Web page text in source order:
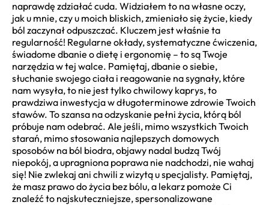
naprawdę zdziałać cuda. Widziałem to na własne oczy,
jak u mnie, czy u moich bliskich, zmieniało się życie, kiedy
ból zaczynał odpuszczać. Kluczem jest właśnie ta
regularność! Regularne okłady, systematyczne ćwiczenia,
świadome dbanie o dietę i ergonomię – to są Twoje
narzędzia w tej walce. Pamiętaj, dbanie o siebie,
słuchanie swojego ciała i reagowanie na sygnały, które
nam wysyła, to nie jest tylko chwilowy kaprys, to
prawdziwa inwestycja w długoterminowe zdrowie Twoich
stawów. To szansa na odzyskanie pełni życia, którą ból
próbuje nam odebrać. Ale jeśli, mimo wszystkich Twoich
starań, mimo stosowania najlepszych domowych
sposobów na ból biodra, objawy nadal budzą Twój
niepokój, a upragniona poprawa nie nadchodzi, nie wahaj
się! Nie zwlekaj ani chwili z wizytą u specjalisty. Pamiętaj,
że masz prawo do życia bez bólu, a lekarz pomoże Ci
znaleźć to najskuteczniejsze, spersonalizowane